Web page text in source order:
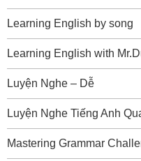
Learning English by song
Learning English with
Luyện Nghe – Dễ
Luyện Nghe Tiếng Anh
Mastering Grammar